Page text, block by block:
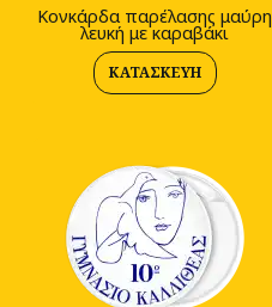
Κονκάρδα παρέλασης μαύρη
λευκή με καραβάκι
ΚΑΤΑΣΚΕΥΉ